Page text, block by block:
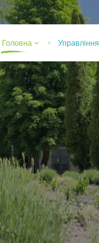
Головна Управління